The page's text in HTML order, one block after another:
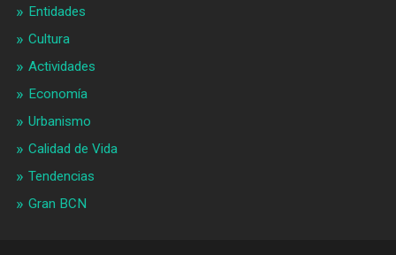
Entidades
Cultura
Actividades
Economía
Urbanismo
Calidad de Vida
Tendencias
Gran BCN